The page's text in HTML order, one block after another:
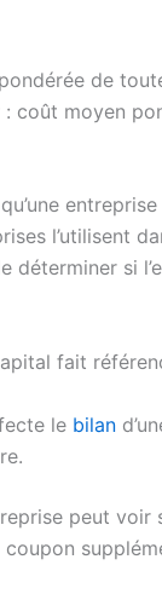
de
coût moyen
l’utilisent
déterminer si
fait
le bilan
peut voir